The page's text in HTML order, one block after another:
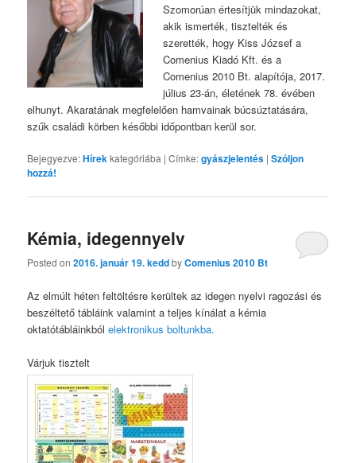
Szomorúan értesítjük mindazokat,
akik ismerték, tisztelték és
szerették, hogy Kiss József a
Comenius Kiadó Kft. és a
Comenius 2010 Bt. alapítója, 2017.
július 23-án, életének 78. évében
elhunyt. Akaratának megfelelően hamvainak búcsúztatására,
szűk családi körben későbbi időpontban kerül sor.
Bejegyezve:Hírekkategóriába |Címke:gyászjelentés |Szóljon
hozzá!
Kémia, idegennyelv
Posted on2016. január 19. keddbyComenius 2010 Bt
Az elmúlt héten feltöltésre kerültek az idegen nyelvi ragozási és
beszéltető tábláink valamint a teljes kínálat a kémia
oktatótábláinkbólelektronikus boltunkba.
Várjuk tisztelt